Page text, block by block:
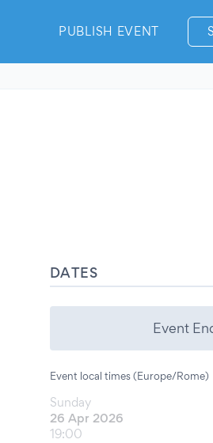
PUBLISH EVENT
DATES
Event
Event local times (Europe/Rome)
Sunday
26 Apr 2026
19:00